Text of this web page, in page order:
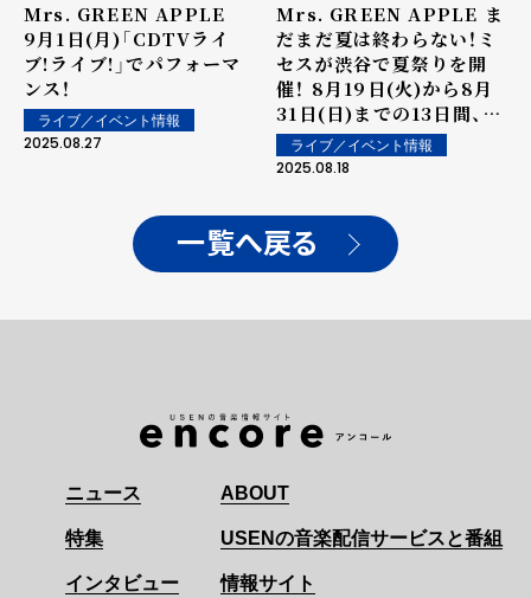
Mrs. GREEN APPLE
9月1日(月)「CDTVライ
ブ!ライブ!」でパフォーマ
ンス！
ライブ／イベント情報
2025.08.27
Mrs. GREEN APPLE ま
だまだ夏は終わらない！ミ
セスが渋谷で夏祭りを開
催！ 8月19日(火)から8月
31日(日)までの13日間、
「Mrs. GREEN APPLE
夏祭りIN MIYASHITA
ライブ／イベント情報
2025.08.18
一覧へ戻る
ニュース
特集
インタビュー
ABOUT
USENの音楽配信サービスと番組
情報サイト